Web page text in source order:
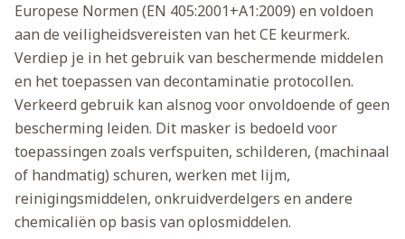
Europese Normen (EN 405:2001+A1:2009) en voldoen
aan de veiligheidsvereisten van het CE keurmerk.
Verdiep je in het gebruik van beschermende middelen
en het toepassen van decontaminatie protocollen.
Verkeerd gebruik kan alsnog voor onvoldoende of geen
bescherming leiden. Dit masker is bedoeld voor
toepassingen zoals verfspuiten, schilderen, (machinaal
of handmatig) schuren, werken met lijm,
reinigingsmiddelen, onkruidverdelgers en andere
chemicaliën op basis van oplosmiddelen.